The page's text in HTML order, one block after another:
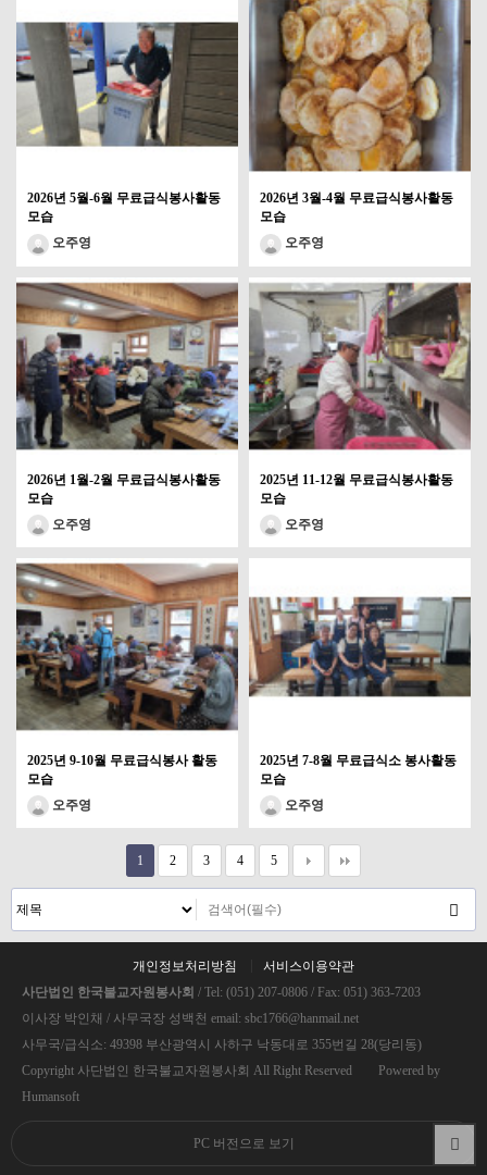
2026년 5월-6월 무료급식봉사활동
모습
오주영
2026년 3월-4월 무료급식봉사활동
모습
오주영
2026년 1월-2월 무료급식봉사활동
모습
오주영
2025년 11-12월 무료급식봉사활동
모습
오주영
2025년 9-10월 무료급식봉사 활동
모습
오주영
2025년 7-8월 무료급식소 봉사활동
모습
오주영
1 2 3 4 5
개인정보처리방침
서비스이용약관
사단법인 한국불교자원봉사회 / Tel: (051) 207-0806 / Fax: 051) 363-7203
이사장 박인채 / 사무국장 성백천 email: sbc1766@hanmail.net
사무국/급식소: 49398 부산광역시 사하구 낙동대로 355번길 28(당리동)
Copyright 사단법인 한국불교자원봉사회 All Right Reserved Powered by
Humansoft
PC 버전으로 보기